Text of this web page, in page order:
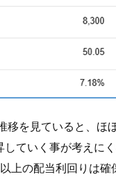
移を見ていると、ほ
ていく事が考えに
上の配当利回りは確